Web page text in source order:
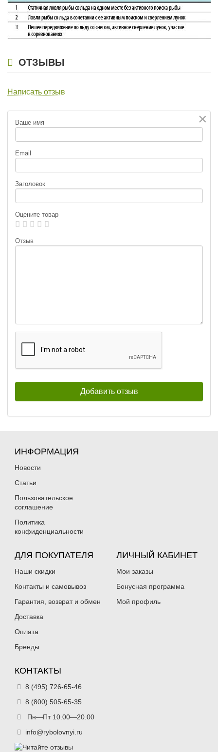
ОТЗЫВЫ
Написать отзыв
×
Ваше имя
Email
Заголовок
Оцените товар
Отзыв
ИНФОРМАЦИЯ
Новости
Статьи
Пользовательское
соглашение
Политика
конфиденциальности
ДЛЯ ПОКУПАТЕЛЯ
Наши скидки
Контакты и самовывоз
Гарантия, возврат и обмен
Доставка
Оплата
Бренды
ЛИЧНЫЙ КАБИНЕТ
Мои заказы
Бонусная программа
Мой профиль
КОНТАКТЫ
8 (495) 726-65-46
8 (800) 505-65-35
Пн—Пт 10.00—20.00
info@rybolovnyi.ru